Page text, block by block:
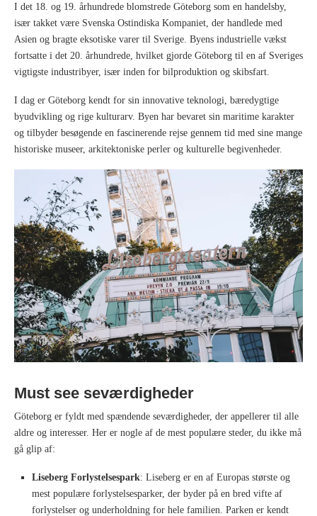
I det 18. og 19. århundrede blomstrede Göteborg som en handelsby,
især takket være Svenska Ostindiska Kompaniet, der handlede med
Asien og bragte eksotiske varer til Sverige. Byens industrielle vækst
fortsatte i det 20. århundrede, hvilket gjorde Göteborg til en af Sveriges
vigtigste industribyer, især inden for bilproduktion og skibsfart.
I dag er Göteborg kendt for sin innovative teknologi, bæredygtige
byudvikling og rige kulturarv. Byen har bevaret sin maritime karakter
og tilbyder besøgende en fascinerende rejse gennem tid med sine mange
historiske museer, arkitektoniske perler og kulturelle begivenheder.
Must see seværdigheder
Göteborg er fyldt med spændende seværdigheder, der appellerer til alle
aldre og interesser. Her er nogle af de mest populære steder, du ikke må
gå glip af:
Liseberg Forlystelsespark: Liseberg er en af Europas største og
mest populære forlystelsesparker, der byder på en bred vifte af
forlystelser og underholdning for hele familien. Parken er kendt